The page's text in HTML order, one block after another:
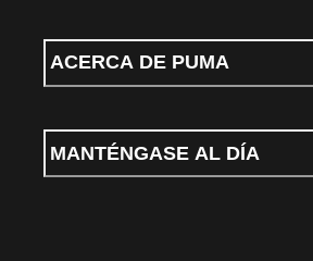
ACERCA DE PUMA
MANTÉNGASE AL DÍA